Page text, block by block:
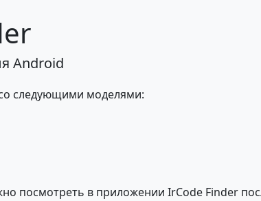
Android
следующими моделями:
посмотреть в приложении IrCode Finder